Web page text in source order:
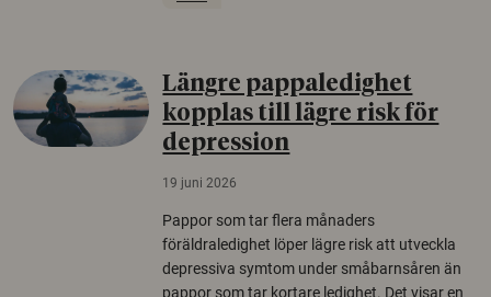
Längre pappaledighet
kopplas till lägre risk för
depression
19 juni 2026
Pappor som tar flera månaders
föräldraledighet löper lägre risk att utveckla
depressiva symtom under småbarnsåren än
pappor som tar kortare ledighet. Det visar en